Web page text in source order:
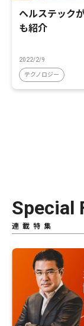
ヘルステック
も紹介
2022/2/9
テクノロジー
Special
連載特集